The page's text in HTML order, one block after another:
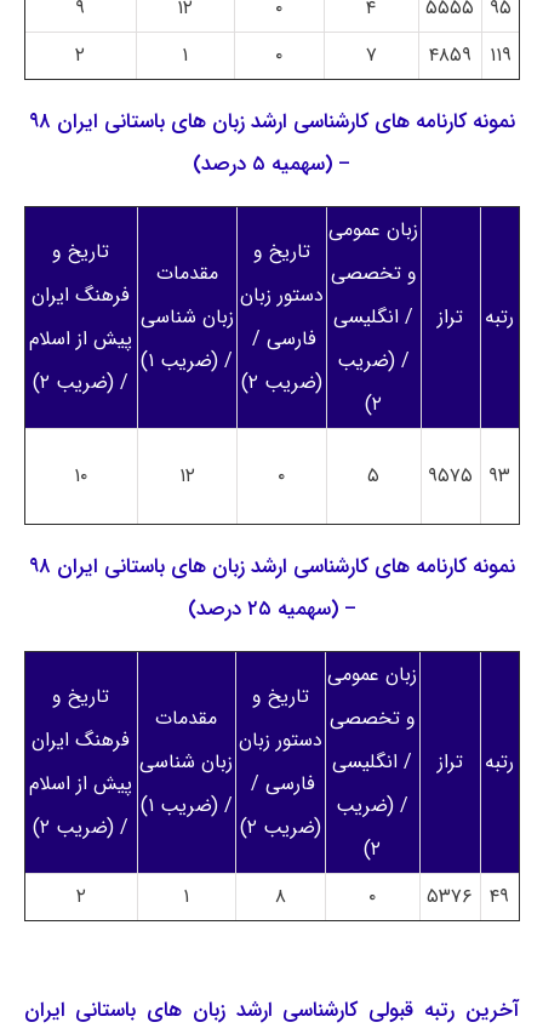
۹۵ ۵۵۵۵ ۴ ۰ ۱۲
۹
۱۱۹
۴۸۵۹ ۷ ۰ ۱ ۲
نمونه کارنامه های کارشناسی ارشد زبان های باستانی ایران ۹۸
– (سهمیه ۵ درصد)
رتبه تراز
زبان عمومی
و تخصصی
/ انگلیسی
/ (ضریب
۲)
تاریخ و
دستور زبان
فارسی /
(ضریب ۲)
مقدمات
زبان شناسی
/ (ضریب ۱)
تاریخ و
فرهنگ ایران
پیش از اسلام
/ (ضریب ۲)
۹۳ ۹۵۷۵ ۵ ۰ ۱۲ ۱۰
نمونه کارنامه های کارشناسی ارشد زبان های باستانی ایران ۹۸
– (سهمیه ۲۵ درصد)
رتبه تراز
زبان عمومی
و تخصصی
/ انگلیسی
/ (ضریب
۲)
تاریخ و
دستور زبان
فارسی /
(ضریب ۲)
مقدمات
زبان شناسی
/ (ضریب ۱)
تاریخ و
فرهنگ ایران
پیش از اسلام
/ (ضریب ۲)
۴۹ ۵۳۷۶ ۰ ۸ ۱ ۲
آخرین رتبه قبولی کارشناسی ارشد زبان های باستانی ایران